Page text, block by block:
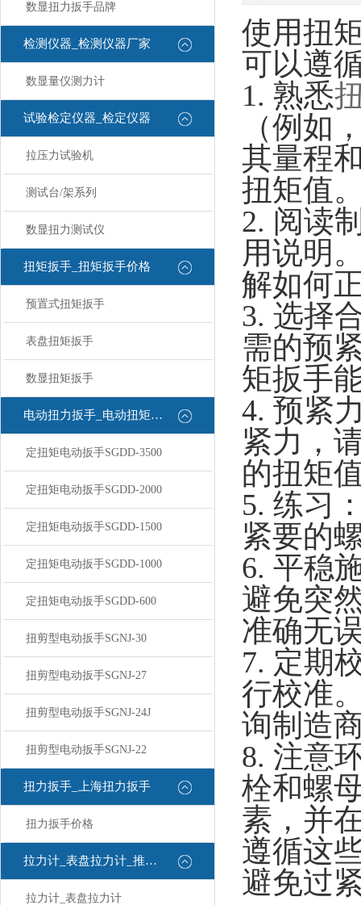
数显扭力扳手品牌
检测仪器_检测仪器厂家
数显量仪测力计
试验检定仪器_检定仪器
拉压力试验机
测试台/架系列
数显扭力测试仪
扭矩扳手_扭矩扳手价格
预置式扭矩扳手
表盘扭矩扳手
数显扭矩扳手
电动扭力扳手_电动扭矩扳手
定扭矩电动扳手SGDD-3500
定扭矩电动扳手SGDD-2000
定扭矩电动扳手SGDD-1500
定扭矩电动扳手SGDD-1000
定扭矩电动扳手SGDD-600
扭剪型电动扳手SGNJ-30
扭剪型电动扳手SGNJ-27
扭剪型电动扳手SGNJ-24J
扭剪型电动扳手SGNJ-22
扭力扳手_上海扭力扳手
扭力扳手价格
拉力计_表盘拉力计_推拉力计
拉力计_表盘拉力计
使用扭
可以遵
1. 熟悉
（例如
其量程
扭矩值
2. 阅读
用说明
解如何
3. 选择
需的预
矩扳手
4. 预紧
紧力，
的扭矩
5. 练习
紧要的
6. 平稳
避免突
准确无
7. 定期
行校准
询制造
8. 注意
栓和螺
素，并
遵循这
避免过